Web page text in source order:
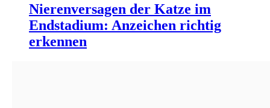
Nierenversagen der Katze im
Endstadium: Anzeichen richtig
erkennen